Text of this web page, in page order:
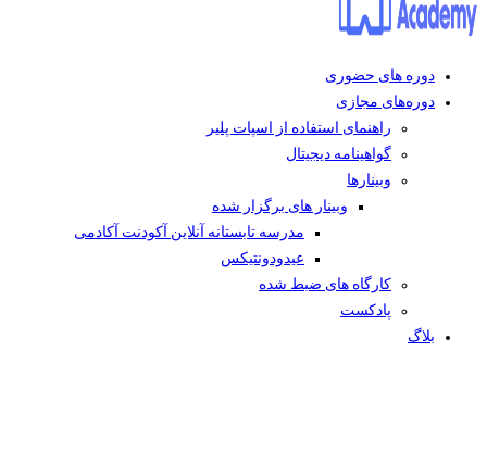
دوره های حضوری
دوره‌های مجازی
راهنمای استفاده از اسپات پلیر
گواهینامه دیجیتال
وبینار‌ها
وبینار های برگزار شده
مدرسه تابستانه آنلاین آکودنت آکادمی
عیدودونتیکس
کارگاه های ضبط شده
پادکست
بلاگ